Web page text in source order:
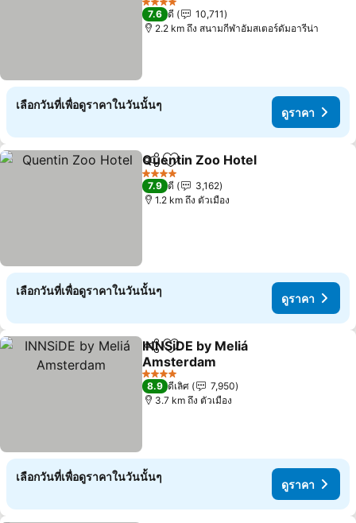
4 ดาว
7.6 ดี
10,711
2.2 km ถึง สนามกีฬาอัมสเตอร์ดัมอารีน่า
เลือกวันที่เพื่อดูราคาในวันนั้นๆ
ดูราคา
แชร์ เพิ่มในรายการโปรด
Quentin Zoo Hotel
4 ดาว
7.9 ดี
3,162
1.2 km ถึง ตัวเมือง
เลือกวันที่เพื่อดูราคาในวันนั้นๆ
ดูราคา
แชร์ เพิ่มในรายการโปรด
INNSiDE by Meliá
Amsterdam
4 ดาว
8.9 ดีเลิศ
7,950
3.7 km ถึง ตัวเมือง
เลือกวันที่เพื่อดูราคาในวันนั้นๆ
ดูราคา